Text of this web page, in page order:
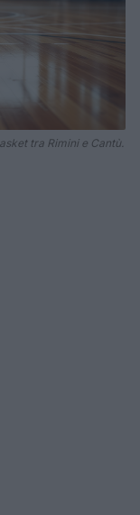
tra Rimini e Cantù.